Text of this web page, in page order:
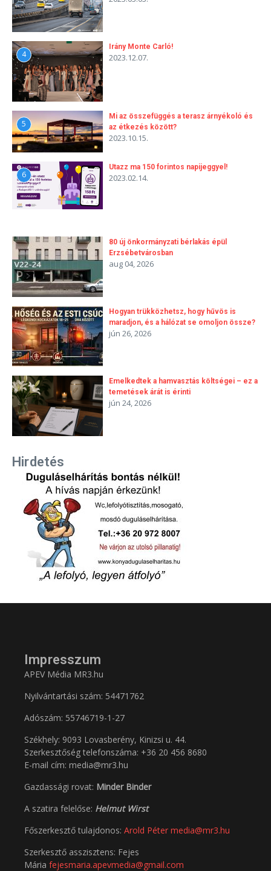
4
Irány Monte Carló!
2023.12.07.
5
Mi az összefüggés a terasz árnyékoló és
az étkezés között?
2023.10.15.
6
Utazz ma 150 forintos napijeggyel!
2023.02.14.
80 új önkormányzati bérlakás épül
Erzsébetvárosban
aug 04, 2026
Hogyan trükközhetsz, hogy hűvös is
maradjon, és a hálózat se omoljon össze?
jún 26, 2026
Emelkedtek a hamvasztás költségei – ez a
temetések árát is érinti
jún 24, 2026
Hirdetés
Impresszum
APEV Média MR3.hu
Nyilvántartási szám: 54471762
Adószám: 55746719-1-27
Székhely: 9093 Lovasberény, Kinizsi u. 44.
Szerkesztőség telefonszáma: +36 20 456 8680
E-mail cím: media@mr3.hu
Gazdassági rovat: Minder Binder
A szatira felelőse: Helmut Wirst
Főszerkesztő tulajdonos: Arold Péter media@mr3.hu
Szerkesztő asszisztens: Fejes
Mária fejesmaria.apevmedia@gmail.com